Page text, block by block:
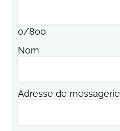
0/800
Nom
Adresse de messagerie